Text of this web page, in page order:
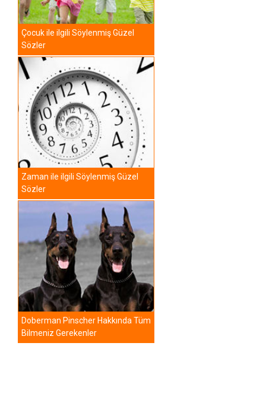
Çocuk ile ilgili Söylenmiş Güzel
Sözler
Zaman ile ilgili Söylenmiş Güzel
Sözler
Doberman Pinscher Hakkında Tüm
Bilmeniz Gerekenler